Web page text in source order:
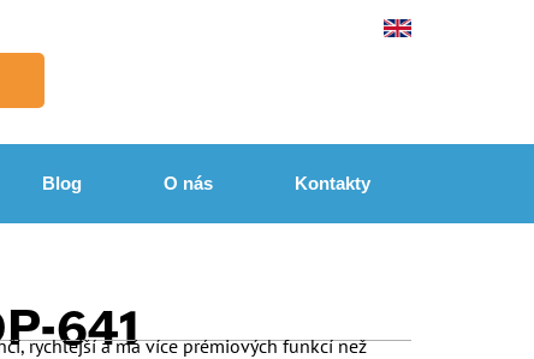
Blog O nás Kontakty
641
rychlejší a má více prémiových funkcí než